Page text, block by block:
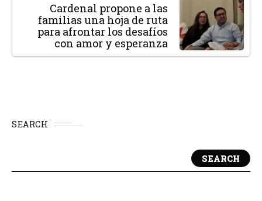
Cardenal propone a las
familias una hoja de ruta
para afrontar los desafíos
con amor y esperanza
SEARCH
SEARCH